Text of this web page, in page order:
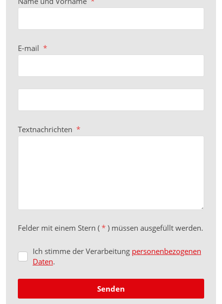
E-mail *
Textnachrichten *
Felder mit einem Stern ( * ) müssen ausgefüllt werden.
stimme
der
personenbezogenen
Daten.
Ich stimme der Verarbeitung personenbezogenen
Daten.
Senden